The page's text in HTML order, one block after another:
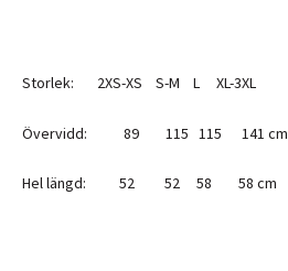
Storlek: 2XS-XS S-M L XL-3XL
Övervidd: 89 115 115 141 cm
Hel längd: 52 52 58 58 cm